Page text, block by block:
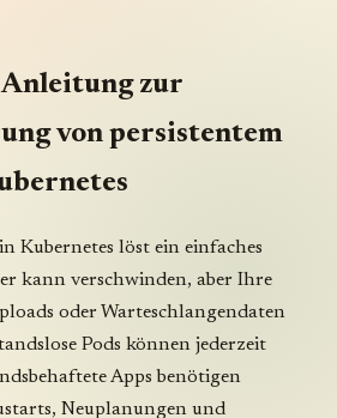
zur
von persistentem
Kubernetes löst ein einfaches
kann verschwinden, aber Ihre
oder Warteschlangendaten
Pods können jederzeit
Apps benötigen
Neuplanungen und